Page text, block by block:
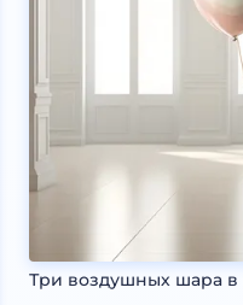
Три воздушных шара в